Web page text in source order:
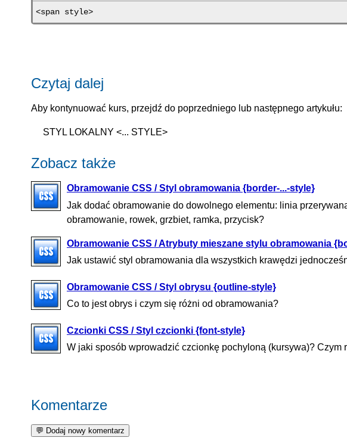
<span style>
Czytaj dalej
Aby kontynuować kurs, przejdź do poprzedniego lub następnego artykułu:
STYL LOKALNY <... STYLE>
Zobacz także
Obramowanie CSS / Styl obramowania {border-...-style}
Jak dodać obramowanie do dowolnego elementu: linia
obramowanie, rowek, grzbiet, ramka, przycisk?
Obramowanie CSS / Atrybuty mieszane stylu obramowania
Jak ustawić styl obramowania dla wszystkich krawędzi
Obramowanie CSS / Styl obrysu {outline-style}
Co to jest obrys i czym się różni od obramowania?
Czcionki CSS / Styl czcionki {font-style}
W jaki sposób wprowadzić czcionkę pochyloną (kursywa)?
Komentarze